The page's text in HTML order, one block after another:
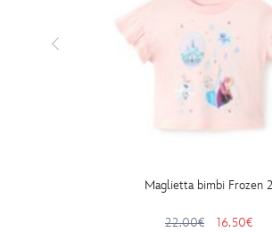
Maglietta bimbi Frozen 2
22.00€ 16.50€